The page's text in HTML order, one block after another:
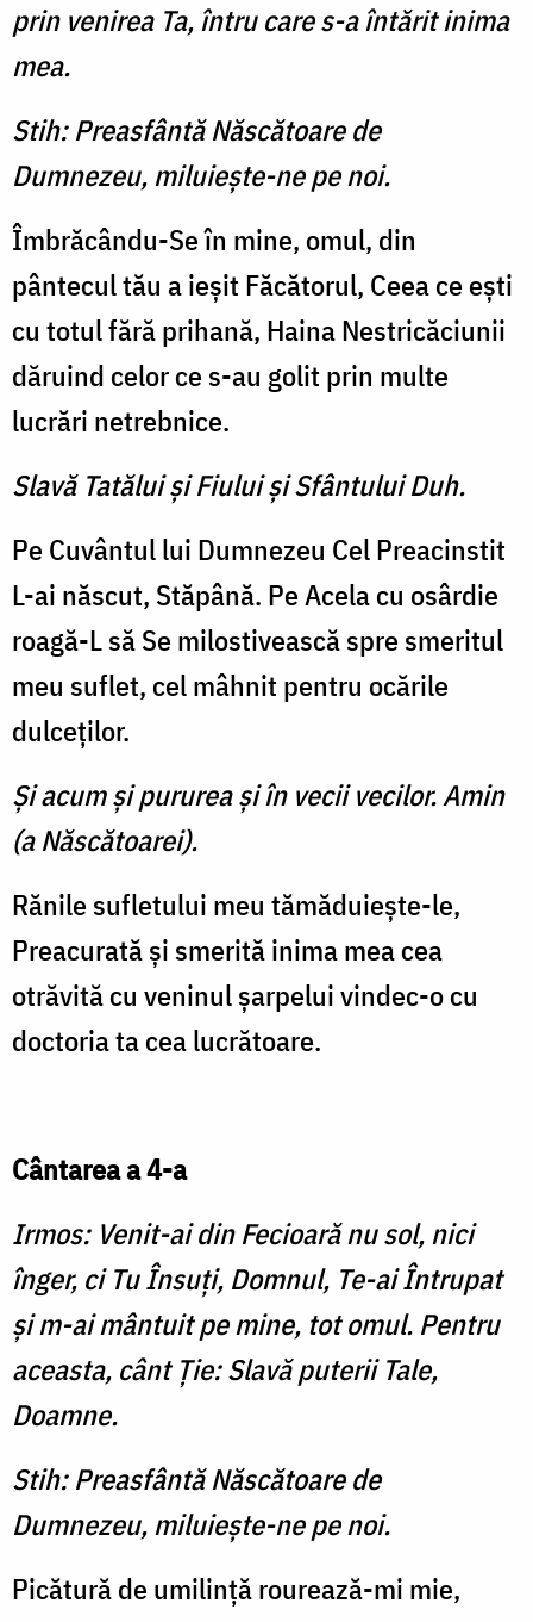
prin venirea Ta, întru care s-a întărit inima
mea.
Stih: Preasfântă Născătoare de
Dumnezeu, miluieşte-ne pe noi.
Îmbrăcându-Se în mine, omul, din
pântecul tău a ieşit Făcătorul, Ceea ce eşti
cu totul fără prihană, Haina Nestricăciunii
dăruind celor ce s-au golit prin multe
lucrări netrebnice.
Slavă Tatălui şi Fiului şi Sfântului Duh.
Pe Cuvântul lui Dumnezeu Cel Preacinstit
L-ai născut, Stăpână. Pe Acela cu osârdie
roagă-L să Se milostivească spre smeritul
meu suflet, cel mâhnit pentru ocările
dulceţilor.
Şi acum şi pururea şi în vecii vecilor. Amin
(a Născătoarei).
Rănile sufletului meu tămăduieşte-le,
Preacurată şi smerită inima mea cea
otrăvită cu veninul şarpelui vindec-o cu
doctoria ta cea lucrătoare.
Cântarea a 4-a
Irmos: Venit-ai din Fecioară nu sol, nici
înger, ci Tu Însuţi, Domnul, Te-ai Întrupat
şi m-ai mântuit pe mine, tot omul. Pentru
aceasta, cânt Ţie: Slavă puterii Tale,
Doamne.
Stih: Preasfântă Născătoare de
Dumnezeu, miluieşte-ne pe noi.
Picătură de umilinţă rourează-mi mie,